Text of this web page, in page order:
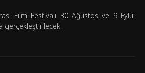
Film Festivali 30 Ağustos ve 9 Eylül
gerçekleştirilecek.